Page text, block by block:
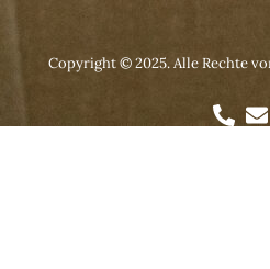
Copyright © 2025. Alle Rechte